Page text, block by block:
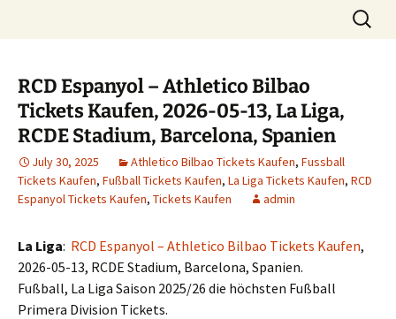
Search
for:
RCD Espanyol – Athletico Bilbao
Tickets Kaufen, 2026-05-13, La Liga,
RCDE Stadium, Barcelona, Spanien
July 30, 2025 Athletico Bilbao Tickets Kaufen, Fussball
Tickets Kaufen, Fußball Tickets Kaufen, La Liga Tickets Kaufen, RCD
Espanyol Tickets Kaufen, Tickets Kaufen admin
La Liga: RCD Espanyol – Athletico Bilbao Tickets Kaufen,
2026-05-13, RCDE Stadium, Barcelona, Spanien.
Fußball, La Liga Saison 2025/26 die höchsten Fußball
Primera Division Tickets.